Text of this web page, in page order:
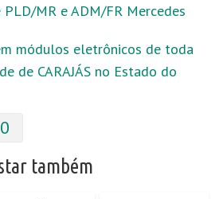
MR e ADM/FR Mercedes
módulos eletrônicos de toda
de CARAJÁS no Estado do
0
também